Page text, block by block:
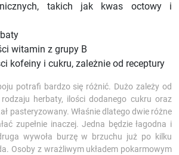
takich jak kwas octowy i
witamin z grupy B
kofeiny i cukru, zależnie od receptury
potrafi bardzo się różnić. Dużo zależy od
rodzaju herbaty, ilości dodanego cukru oraz
pasteryzowany. Właśnie dlatego dwie różne
zupełnie inaczej. Jedna będzie łagodna i
wywoła burzę w brzuchu już po kilku
Osoby z wrażliwym układem pokarmowym